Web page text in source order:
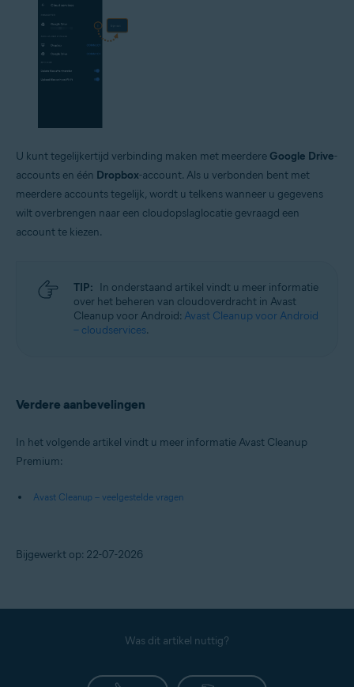
U kunt tegelijkertijd verbinding maken met meerdere Google Drive-
accounts en één Dropbox-account. Als u verbonden bent met
meerdere accounts tegelijk, wordt u telkens wanneer u gegevens
wilt overbrengen naar een cloudopslaglocatie gevraagd een
account te kiezen.
TIP: In onderstaand artikel vindt u meer informatie
over het beheren van cloudoverdracht in Avast
Cleanup voor Android: Avast Cleanup voor Android
– cloudservices.
Verdere aanbevelingen
In het volgende artikel vindt u meer informatie Avast Cleanup
Premium:
Avast Cleanup – veelgestelde vragen
Bijgewerkt op: 22-07-2026
Was dit artikel nuttig?